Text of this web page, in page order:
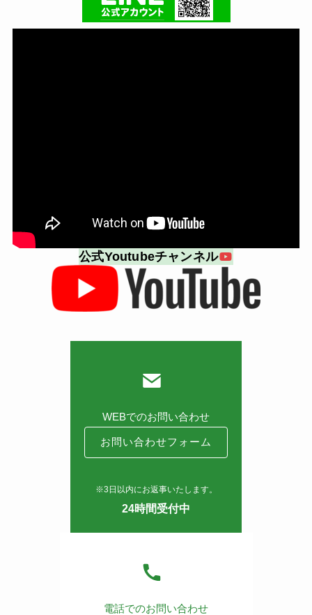
公式Youtubeチャンネル
WEBでのお問い合わせ
お問い合わせフォーム
※3日以内にお返事いたします。
24時間受付中
電話でのお問い合わせ